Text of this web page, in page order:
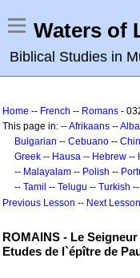
Waters of
Biblical Studies in
Home -- French -- Romans -
This page in: --Afrikaans --
Bulgarian -- Cebuano --
Greek -- Hausa -- Hebrew --
-- Malayalam -- Polish --
-- Tamil -- Telugu -- Turkish --
Previous Lesson -- Next Lesson
ROMAINS - Le
Etudes de l`épître de